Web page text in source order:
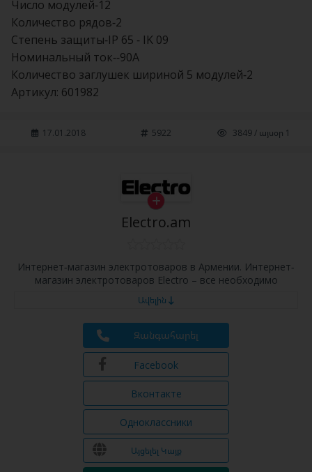
Число модулей-12
Количество рядов-2
Степень защиты-IP 65 - IK 09
Номинальный ток--90А
Количество заглушек шириной 5 модулей-2
Артикул: 601982
17.01.2018 5922 3849 / այսօր 1
Electro.am
Интернет-магазин электротоваров в Армении. Интернет-
магазин электротоваров Electro – все необходимо
Ավելին
Զանգահարել
Facebook
Вконтакте
Одноклассники
Այցելել Կայք